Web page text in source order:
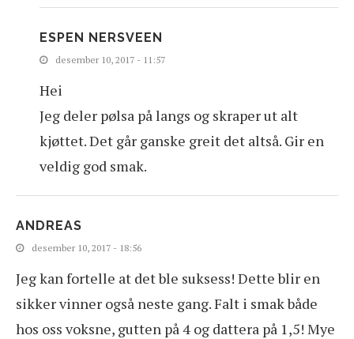
ESPEN NERSVEEN
desember 10, 2017 - 11:57
Hei
Jeg deler pølsa på langs og skraper ut alt
kjøttet. Det går ganske greit det altså. Gir en
veldig god smak.
ANDREAS
desember 10, 2017 - 18:56
Jeg kan fortelle at det ble suksess! Dette blir en
sikker vinner også neste gang. Falt i smak både
hos oss voksne, gutten på 4 og dattera på 1,5! Mye